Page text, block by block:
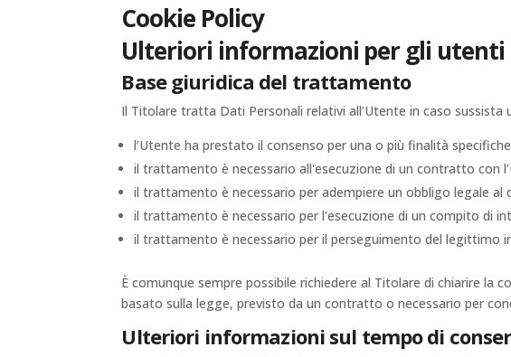
Cookie Policy
Ulteriori informazioni per gli utenti
Base giuridica del trattamento
Il Titolare tratta Dati Personali relativi all’Utente in caso sussista
l’Utente ha prestato il consenso per una o più finalità
il trattamento è necessario all'esecuzione di un contratto con
il trattamento è necessario per adempiere un obbligo legale al
il trattamento è necessario per l'esecuzione di un compito di
il trattamento è necessario per il perseguimento del legittimo
È comunque sempre possibile richiedere al Titolare di chiarire
basato sulla legge, previsto da un contratto o necessario per
Ulteriori informazioni sul tempo di